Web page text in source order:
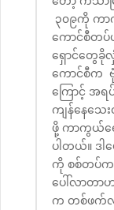
၃၀၉ကို က
ကောင်စီတ
ရှောင်တွေခို
ကောင်စီက
ကြောင့် အ
ကျန်နေသေ
ဖို့ ကာကွယ်ရ
ပါတယ်။ ဒ
ကို စစ်တပ်
ပေါ်လာတာ
က တစ်ဖက်လှ